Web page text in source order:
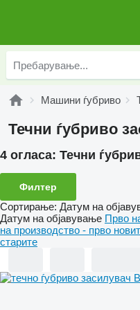
Машини ѓубриво
Течни ѓубриво
4 огласа: Течни
Филтер
Сортирање: Датум на
Датум на објавување Прво
на производство - прво
старите